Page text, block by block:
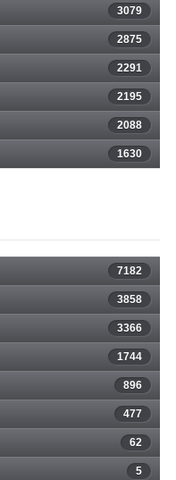
3079
2875
2291
2195
2088
1630
7182
3858
3366
1744
896
477
62
5